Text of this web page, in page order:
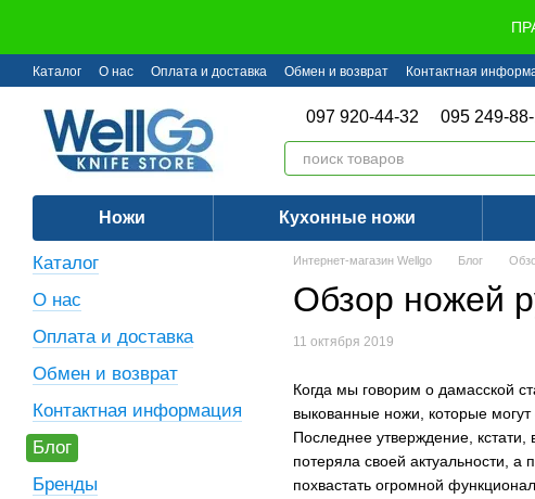
Каталог О нас Оплата и доставка Обмен и возврат Контактная
097 920-44-32 095 249-
Ножи Кухонные ножи
Интернет-магазин Wellgo Блог
Обзор ножей
11 октября 2019
Когда мы говорим о дамасской
выкованные ножи, которые могут
Последнее утверждение,
потеряла своей актуальности,
похвастать огромной
Каталог
О нас
Оплата и доставка
Обмен и возврат
Контактная информация
Блог
Бренды